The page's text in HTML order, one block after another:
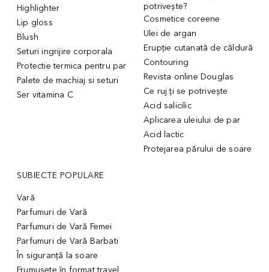
Highlighter
Lip gloss
Blush
Seturi ingrijire corporala
Protectie termica pentru par
Palete de machiaj si seturi
Ser vitamina C
potrivește?
Cosmetice coreene
Ulei de argan
Erupție cutanată de căldură
Contouring
Revista online Douglas
Ce ruj ți se potrivește
Acid salicilic
Aplicarea uleiului de par
Acid lactic
Protejarea părului de soare
SUBIECTE POPULARE
Vară
Parfumuri de Vară
Parfumuri de Vară Femei
Parfumuri de Vară Barbati
În siguranță la soare
Frumusețe în format travel